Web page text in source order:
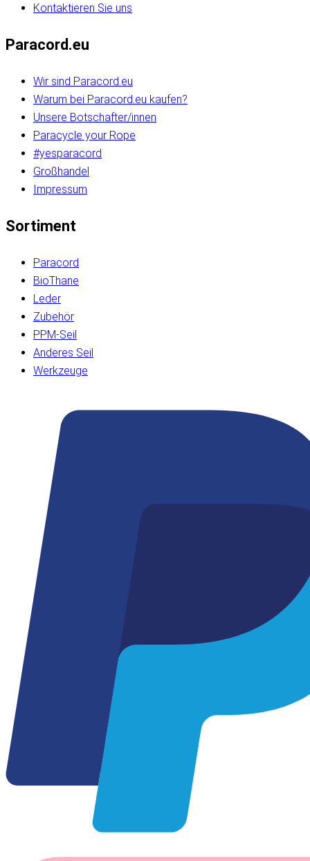
Kontaktieren Sie uns
Paracord.eu
Wir sind Paracord.eu
Warum bei Paracord.eu kaufen?
Unsere Botschafter/innen
Paracycle your Rope
#yesparacord
Großhandel
Impressum
Sortiment
Paracord
BioThane
Leder
Zubehör
PPM-Seil
Anderes Seil
Werkzeuge